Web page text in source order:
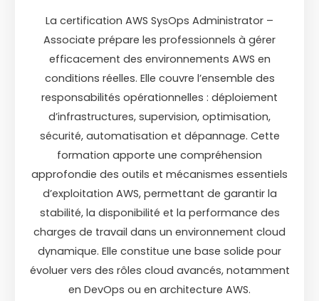
La certification AWS SysOps Administrator –
Associate prépare les professionnels à gérer
efficacement des environnements AWS en
conditions réelles. Elle couvre l’ensemble des
responsabilités opérationnelles : déploiement
d’infrastructures, supervision, optimisation,
sécurité, automatisation et dépannage. Cette
formation apporte une compréhension
approfondie des outils et mécanismes essentiels
d’exploitation AWS, permettant de garantir la
stabilité, la disponibilité et la performance des
charges de travail dans un environnement cloud
dynamique. Elle constitue une base solide pour
évoluer vers des rôles cloud avancés, notamment
en DevOps ou en architecture AWS.